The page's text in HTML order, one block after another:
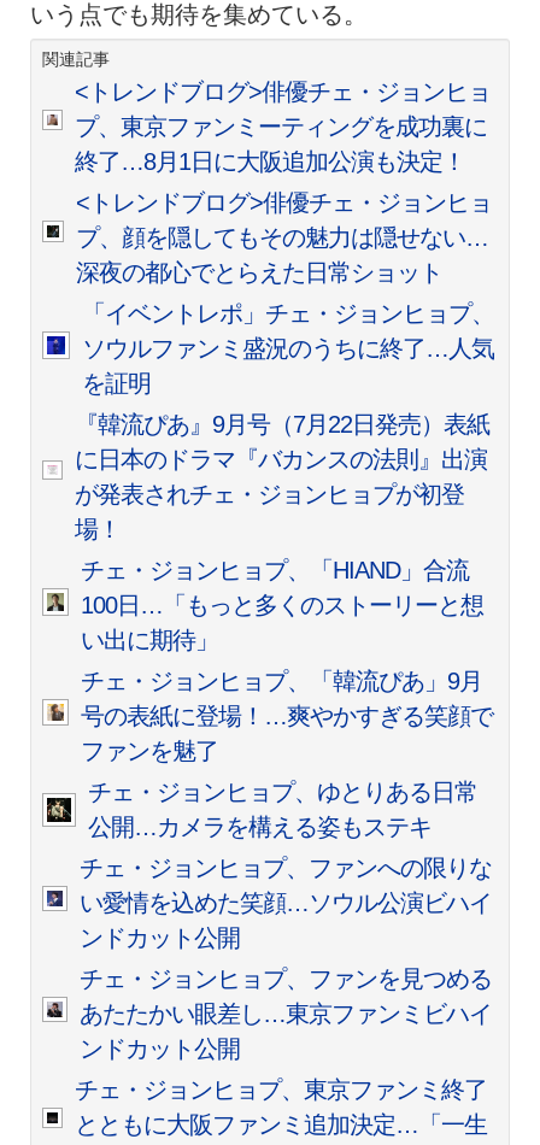
いう点でも期待を集めている。
関連記事
<トレンドブログ>俳優チェ・ジョンヒョ
プ、東京ファンミーティングを成功裏に
終了…8月1日に大阪追加公演も決定！
<トレンドブログ>俳優チェ・ジョンヒョ
プ、顔を隠してもその魅力は隠せない…
深夜の都心でとらえた日常ショット
「イベントレポ」チェ・ジョンヒョプ、
ソウルファンミ盛況のうちに終了…人気
を証明
『韓流ぴあ』9月号（7月22日発売）表紙
に日本のドラマ『バカンスの法則』出演
が発表されチェ・ジョンヒョプが初登
場！
チェ・ジョンヒョプ、「HIAND」合流
100日…「もっと多くのストーリーと想
い出に期待」
チェ・ジョンヒョプ、「韓流ぴあ」9月
号の表紙に登場！…爽やかすぎる笑顔で
ファンを魅了
チェ・ジョンヒョプ、ゆとりある日常
公開…カメラを構える姿もステキ
チェ・ジョンヒョプ、ファンへの限りな
い愛情を込めた笑顔…ソウル公演ビハイ
ンドカット公開
チェ・ジョンヒョプ、ファンを見つめる
あたたかい眼差し…東京ファンミビハイ
ンドカット公開
チェ・ジョンヒョプ、東京ファンミ終了
とともに大阪ファンミ追加決定…「一生